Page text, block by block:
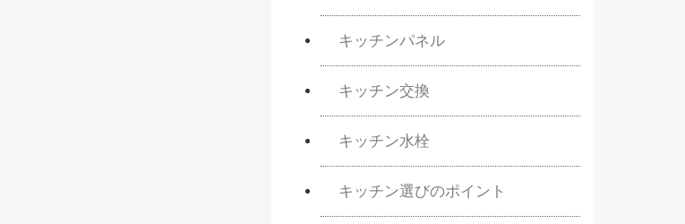
キッチンパネル
キッチン交換
キッチン水栓
キッチン選びのポイント